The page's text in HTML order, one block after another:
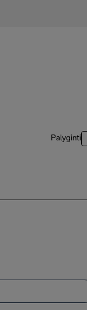
Palyginti